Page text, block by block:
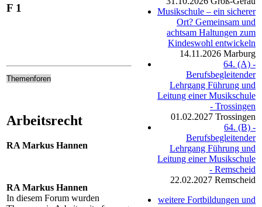
F 1
Themenforen
Arbeitsrecht
RA Markus Hannen
RA Markus Hannen
In diesem Forum wurden
Musikschule – ein sicherer
Ort? Gemeinsam und
achtsam Haltungen zum
Kindeswohl entwickeln
14.11.2026 Marburg
64. (A) -
Berufsbegleitender
Lehrgang Führung und
Leitung einer Musikschule
- Trossingen
01.02.2027 Trossingen
64. (B) -
Berufsbegleitender
Lehrgang Führung und
Leitung einer Musikschule
- Remscheid
22.02.2027 Remscheid
weitere Fortbildungen und